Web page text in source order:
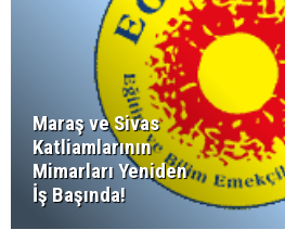
Maraş ve Sivas
Katliamlarının
Mimarları Yeniden
İş Başında!